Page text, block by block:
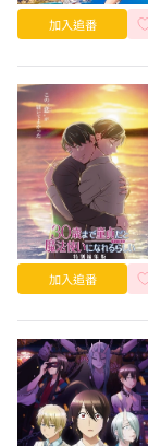
加入追番
加入追番